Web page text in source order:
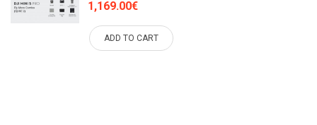
1,169.00€
ADD TO CART